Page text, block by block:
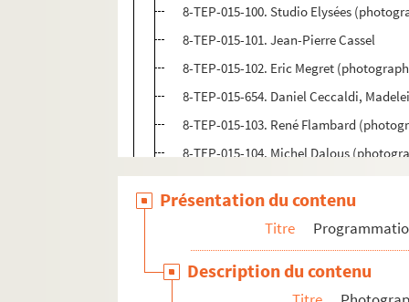
8-TEP-015-100. Studio Elysées
8-TEP-015-101. Jean-Pierre Cassel
8-TEP-015-102. Eric Megret
8-TEP-015-654. Daniel Ceccaldi,
8-TEP-015-103. René Flambard
8-TEP-015-104. Michel Dalous
8-TEP-015-105. Pierre Touche
8-TEP-015-106. Sylvain Chamarande
4-TEP-015-072. Araldo Crollalanza
8-TEP-015-107. Agence de presse
8-TEP-015-108. Les Charlots
Présentation du contenu
Titre
Description du contenu